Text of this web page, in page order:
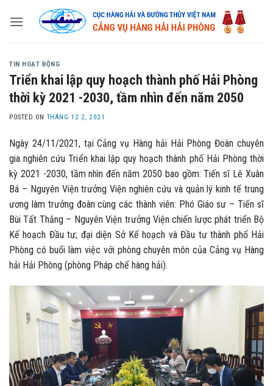
TIN HOẠT ĐỘNG
Triển khai lập quy hoạch thành phố Hải Phòng
thời kỳ 2021 -2030, tầm nhìn đến năm 2050
POSTED ON THÁNG 12 2, 2021
Ngày 24/11/2021, tại Cảng vụ Hàng hải Hải Phòng Đoàn chuyên
gia nghiên cứu Triển khai lập quy hoạch thành phố Hải Phòng thời
kỳ 2021 -2030, tầm nhìn đến năm 2050 bao gồm: Tiến sĩ Lê Xuân
Bá – Nguyên Viện trưởng Viện nghiên cứu và quản lý kinh tế trung
ương làm trưởng đoàn cùng các thành viên: Phó Giáo sư – Tiến sĩ
Bùi Tất Thắng – Nguyên Viện trưởng Viện chiến lược phát triển Bộ
Kế hoạch Đầu tư; đại diện Sở Kế hoạch và Đầu tư thành phố Hải
Phòng có buổi làm việc với phòng chuyên môn của Cảng vụ Hàng
hải Hải Phòng (phòng Pháp chế hàng hải).